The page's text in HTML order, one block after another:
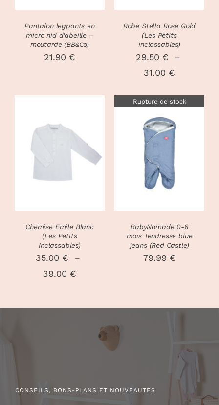
Pantalon legpants en
micro nid d’abeille –
moutarde (BB&Co)
21.90 €
PEUVENT
ÊTRE
CHOISIES
SUR
PAGE
PRODUIT
Robe Stella Rose Gold
(Les Petits
Inclassables)
29.50 €
–
31.00 €
prix :
à
CE
PRODUIT
PEUVENT
ÊTRE
CHOISIES
SUR
PAGE
/
Chemise Emile Blanc
(Les Petits
Inclassables)
35.00 €
–
39.00 €Plage
39.00 €
Rupture de stock
DÉTAILS
BabyNomade 0-6
mois Tendresse blue
jeans (Red Castle)
79.99 €
CONSEILS, BONS-PLANS ET NOUVEAUTÉS